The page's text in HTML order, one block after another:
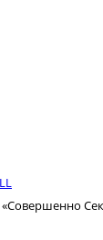
«Совершенно